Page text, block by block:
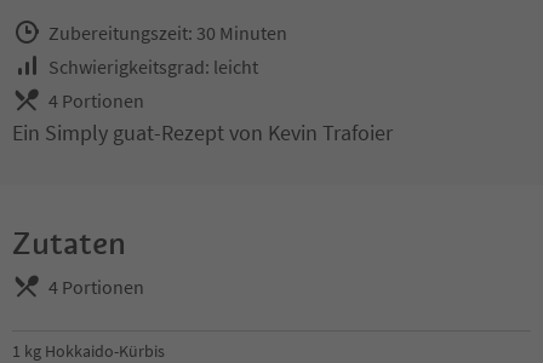
Zubereitungszeit: 30 Minuten
Schwierigkeitsgrad: leicht
4 Portionen
Ein Simply guat-Rezept von Kevin Trafoier
Zutaten
4 Portionen
1 kg Hokkaido-Kürbis